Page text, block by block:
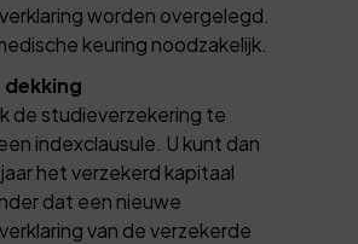
worden overgelegd.
keuring noodzakelijk.
dekking
de studieverzekering te
indexclausule. U kunt dan
het verzekerd kapitaal
dat een nieuwe
van de verzekerde